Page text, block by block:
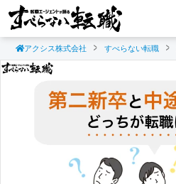
アクシス株式会社 すべらない転職